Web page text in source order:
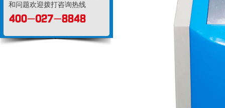
和问题欢迎拨打咨询热线